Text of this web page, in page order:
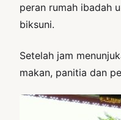
peran rumah ibadah
biksuni.
Setelah jam
makan, panitia dan